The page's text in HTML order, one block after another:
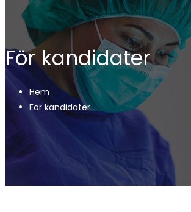
För kandidater
Hem
För kandidater